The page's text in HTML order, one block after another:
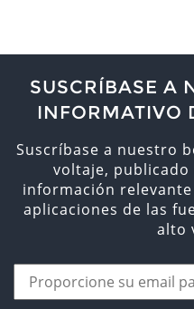
SUSCRÍBASE A
INFORMATIVO
Suscríbase a nuestro
voltaje,
información
aplicaciones de las
alto